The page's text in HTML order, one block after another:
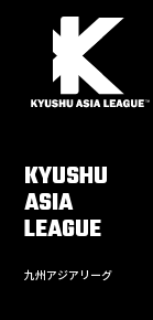
KYUSHU
ASIA
LEAGUE
九州アジアリーグ